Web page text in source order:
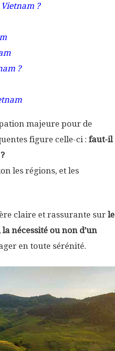
?
?
majeure pour de
figure celle-ci : faut-il
les régions, et les
claire et rassurante sur le
nécessité ou non d’un
en toute sérénité.